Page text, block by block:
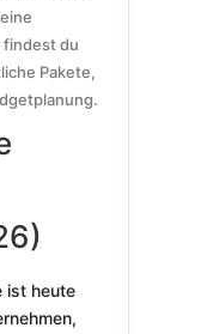
findest du
Pakete,
ist heute